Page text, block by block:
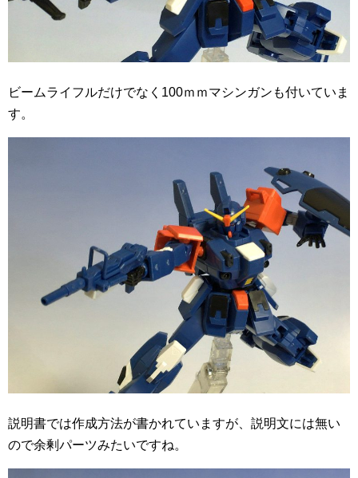
ビームライフルだけでなく100ｍｍマシンガンも付いていま
す。
説明書では作成方法が書かれていますが、説明文には無い
ので余剰パーツみたいですね。